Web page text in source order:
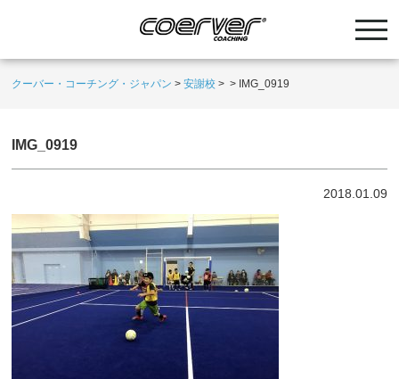
クーバー・コーチング・ジャパン >安謝校 > > IMG_0919
IMG_0919
2018.01.09